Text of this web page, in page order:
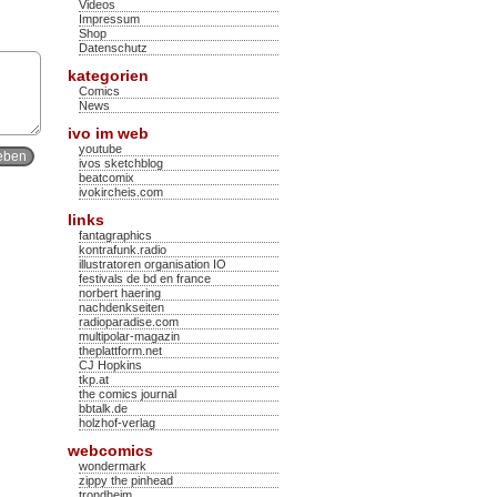
Videos
Impressum
Shop
Datenschutz
kategorien
Comics
News
ivo im web
youtube
ivos sketchblog
beatcomix
ivokircheis.com
links
fantagraphics
kontrafunk.radio
illustratoren organisation IO
festivals de bd en france
norbert haering
nachdenkseiten
radioparadise.com
multipolar-magazin
theplattform.net
CJ Hopkins
tkp.at
the comics journal
bbtalk.de
holzhof-verlag
webcomics
wondermark
zippy the pinhead